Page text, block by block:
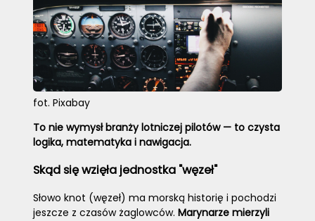
fot. Pixabay
To nie wymysł branży lotniczej pilotów — to czysta
logika, matematyka i nawigacja.
Skąd się wzięła jednostka "węzeł"
Słowo knot (węzeł) ma morską historię i pochodzi
jeszcze z czasów żaglowców.Marynarze mierzyli